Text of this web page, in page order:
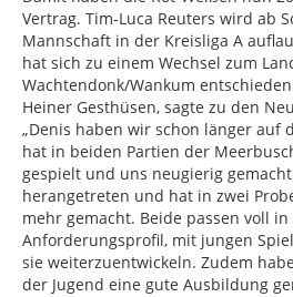
Vertrag. Tim-Luca Reuters wird ab
Mannschaft in der Kreisliga A
hat sich zu einem Wechsel zum
Wachtendonk/Wankum
Heiner Gesthüsen, sagte zu den
„Denis haben wir schon länger auf
hat in beiden Partien der
gespielt und uns neugierig
herangetreten und hat in zwei
mehr gemacht. Beide passen voll
Anforderungsprofil, mit jungen
sie weiterzuentwickeln. Zudem
der Jugend eine gute Ausbildung